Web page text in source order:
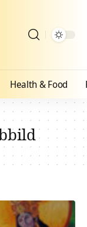
Health & Food